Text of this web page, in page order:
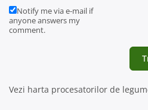
Notify me via e-mail if
anyone answers my
comment.
Vezi harta procesatorilor de